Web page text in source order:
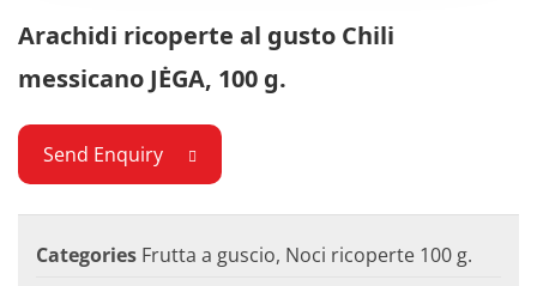
Arachidi ricoperte al gusto Chili
messicano JĖGA, 100 g.
Send Enquiry
Categories Frutta a guscio, Noci ricoperte 100 g.